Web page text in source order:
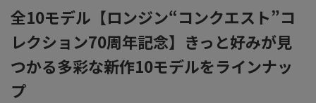
全10モデル【ロンジン“コンクエスト”コ
レクション70周年記念】きっと好みが見
つかる多彩な新作10モデルをラインナッ
プ